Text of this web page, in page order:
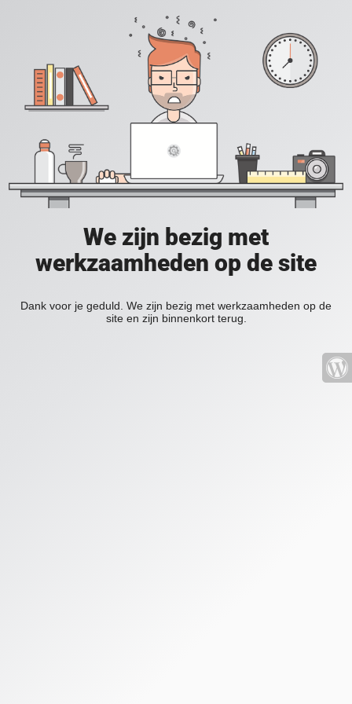
We zijn bezig met
werkzaamheden op de site
Dank voor je geduld. We zijn bezig met werkzaamheden op de
site en zijn binnenkort terug.